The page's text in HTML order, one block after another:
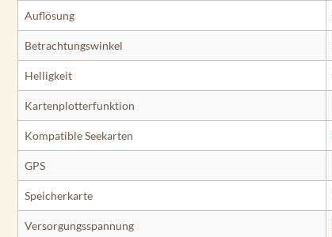
Auflösung
Betrachtungswinkel
Helligkeit
Kartenplotterfunktion
Kompatible Seekarten
GPS
Speicherkarte
Versorgungsspannung